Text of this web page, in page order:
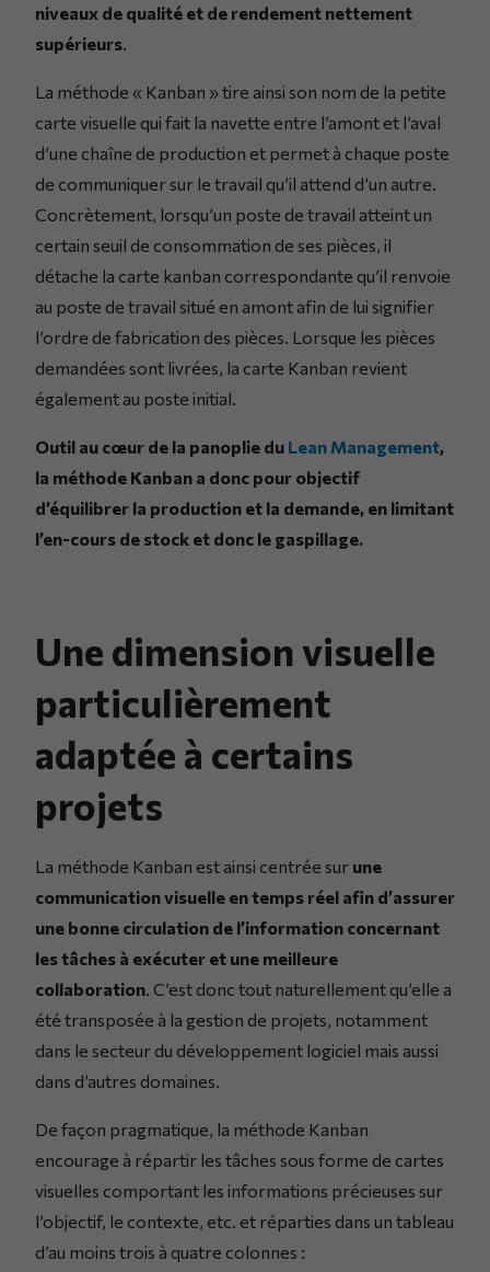
niveaux de qualité et de rendement nettement
supérieurs
La méthode « Kanban » tire ainsi son nom de la petite
carte visuelle qui fait la navette entre l’amont et l’aval
d’une chaîne de production et permet à chaque poste
de communiquer sur le travail qu’il attend d’un autre.
Concrètement, lorsqu’un poste de travail atteint un
certain seuil de consommation de ses pièces, il
détache la carte kanban correspondante qu’il renvoie
au poste de travail situé en amont afin de lui signifier
l’ordre de fabrication des pièces. Lorsque les pièces
demandées sont livrées, la carte Kanban revient
également au poste initial.
Outil au cœur de la panoplie du Lean Management,
la méthode Kanban a donc pour objectif
d’équilibrer la production et la demande, en limitant
l’en-cours de stock et donc le gaspillage.
Une dimension visuelle
particulièrement
adaptée à certains
projets
La méthode Kanban est ainsi centrée sur une
communication visuelle en temps réel afin d’assurer
une bonne circulation de l’information concernant
les tâches à exécuter et une meilleure
collaboration. C’est donc tout naturellement qu’elle a
été transposée à la gestion de projets, notamment
dans le secteur du développement logiciel mais aussi
dans d’autres domaines.
De façon pragmatique, la méthode Kanban
encourage à répartir les tâches sous forme de cartes
visuelles comportant les informations précieuses sur
l’objectif, le contexte, etc. et réparties dans un tableau
d’au moins trois à quatre colonnes :